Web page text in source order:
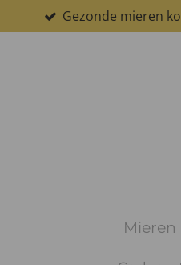
direct
Gezonde mieren
Mieren